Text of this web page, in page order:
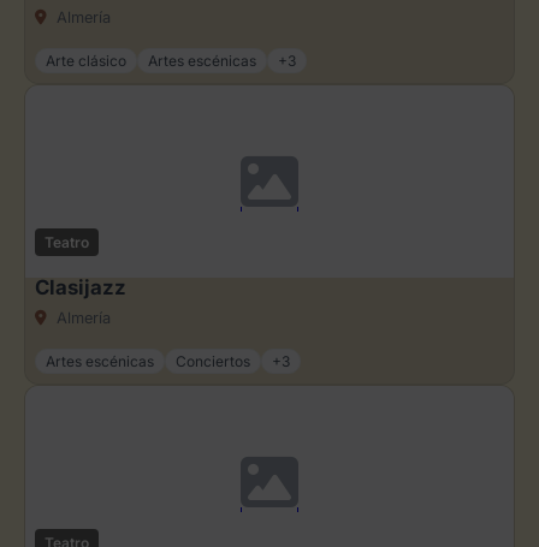
Almería
Arte clásico Artes escénicas +3
Teatro
Clasijazz
Almería
Artes escénicas Conciertos +3
Teatro